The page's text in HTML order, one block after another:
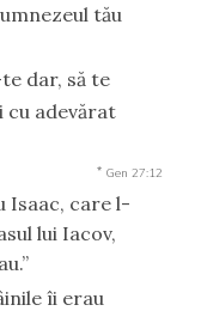
tău
dar, să te
cu adevărat
* Gen 27:12
Isaac, care l-
lui Iacov,
îi erau